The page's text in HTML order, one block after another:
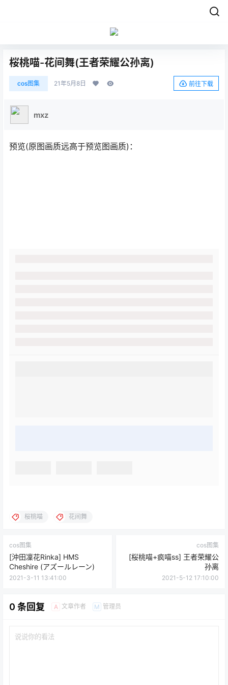
桜桃喵-花间舞(王者荣耀公孙离)
cos图集 21年5月8日 前往下载
mxz
预览(原图画质远高于预览图画质)：
桜桃喵 花间舞
cos图集
[沖田凜花Rinka] HMS
Cheshire (アズールレーン)
2021-3-11 13:41:00
cos图集
[桜桃喵+疯喵ss] 王者荣耀公
孙离
2021-5-12 17:10:00
0 条回复 A 文章作者 M 管理员